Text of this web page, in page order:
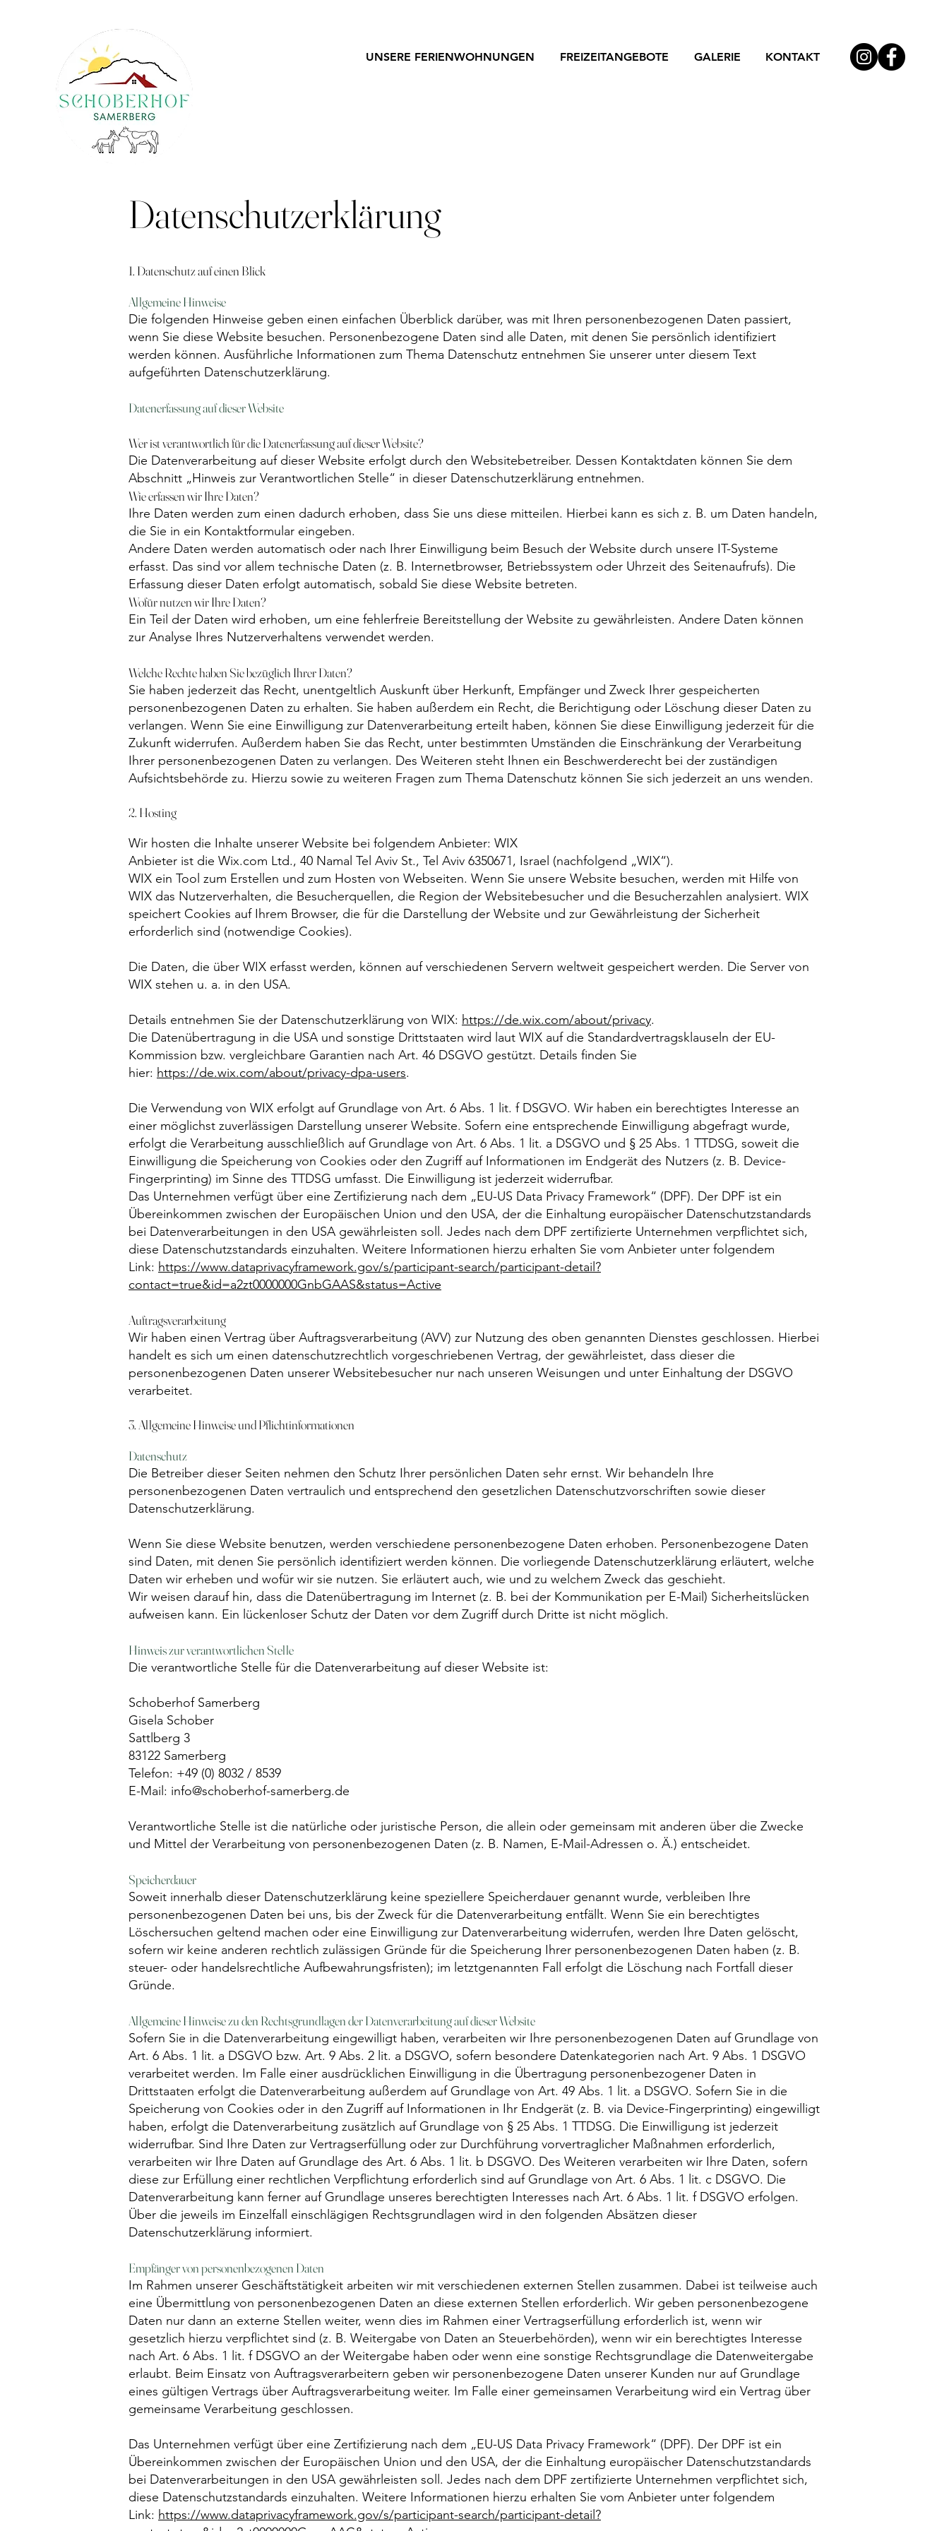
UNSERE FERIENWOHNUNGEN FREIZEITANGEBOTE GALERIE KONTAKT
Datenschutzerklärung
1. Datenschutz auf einen Blick
Allgemeine Hinweise
Die folgenden Hinweise geben einen einfachen Überblick darüber, was mit Ihren personenbezogenen Daten passiert,
wenn Sie diese Website besuchen. Personenbezogene Daten sind alle Daten, mit denen Sie persönlich identifiziert
werden können. Ausführliche Informationen zum Thema Datenschutz entnehmen Sie unserer unter diesem Text
aufgeführten Datenschutzerklärung.
Datenerfassung auf dieser Website
Wer ist verantwortlich für die Datenerfassung auf dieser Website?
Die Datenverarbeitung auf dieser Website erfolgt durch den Websitebetreiber. Dessen Kontaktdaten können Sie dem
Abschnitt „Hinweis zur Verantwortlichen Stelle“ in dieser Datenschutzerklärung entnehmen.
Wie erfassen wir Ihre Daten?
Ihre Daten werden zum einen dadurch erhoben, dass Sie uns diese mitteilen. Hierbei kann es sich z. B. um Daten handeln,
die Sie in ein Kontaktformular eingeben.
Andere Daten werden automatisch oder nach Ihrer Einwilligung beim Besuch der Website durch unsere IT-Systeme
erfasst. Das sind vor allem technische Daten (z. B. Internetbrowser, Betriebssystem oder Uhrzeit des Seitenaufrufs). Die
Erfassung dieser Daten erfolgt automatisch, sobald Sie diese Website betreten.
Wofür nutzen wir Ihre Daten?
Ein Teil der Daten wird erhoben, um eine fehlerfreie Bereitstellung der Website zu gewährleisten. Andere Daten können
zur Analyse Ihres Nutzerverhaltens verwendet werden.
Welche Rechte haben Sie bezüglich Ihrer Daten?
Sie haben jederzeit das Recht, unentgeltlich Auskunft über Herkunft, Empfänger und Zweck Ihrer gespeicherten
personenbezogenen Daten zu erhalten. Sie haben außerdem ein Recht, die Berichtigung oder Löschung dieser Daten zu
verlangen. Wenn Sie eine Einwilligung zur Datenverarbeitung erteilt haben, können Sie diese Einwilligung jederzeit für die
Zukunft widerrufen. Außerdem haben Sie das Recht, unter bestimmten Umständen die Einschränkung der Verarbeitung
Ihrer personenbezogenen Daten zu verlangen. Des Weiteren steht Ihnen ein Beschwerderecht bei der zuständigen
Aufsichtsbehörde zu. Hierzu sowie zu weiteren Fragen zum Thema Datenschutz können Sie sich jederzeit an uns wenden.
2. Hosting
Wir hosten die Inhalte unserer Website bei folgendem Anbieter: WIX
Anbieter ist die Wix.com Ltd., 40 Namal Tel Aviv St., Tel Aviv 6350671, Israel (nachfolgend „WIX“).
WIX ein Tool zum Erstellen und zum Hosten von Webseiten. Wenn Sie unsere Website besuchen, werden mit Hilfe von
WIX das Nutzerverhalten, die Besucherquellen, die Region der Websitebesucher und die Besucherzahlen analysiert. WIX
speichert Cookies auf Ihrem Browser, die für die Darstellung der Website und zur Gewährleistung der Sicherheit
erforderlich sind (notwendige Cookies).
Die Daten, die über WIX erfasst werden, können auf verschiedenen Servern weltweit gespeichert werden. Die Server von
WIX stehen u. a. in den USA.
Details entnehmen Sie der Datenschutzerklärung von WIX: https://de.wix.com/about/privacy.
Die Datenübertragung in die USA und sonstige Drittstaaten wird laut WIX auf die Standardvertragsklauseln der EU-
Kommission bzw. vergleichbare Garantien nach Art. 46 DSGVO gestützt. Details finden Sie
hier: https://de.wix.com/about/privacy-dpa-users.
Die Verwendung von WIX erfolgt auf Grundlage von Art. 6 Abs. 1 lit. f DSGVO. Wir haben ein berechtigtes Interesse an
einer möglichst zuverlässigen Darstellung unserer Website. Sofern eine entsprechende Einwilligung abgefragt wurde,
erfolgt die Verarbeitung ausschließlich auf Grundlage von Art. 6 Abs. 1 lit. a DSGVO und § 25 Abs. 1 TTDSG, soweit die
Einwilligung die Speicherung von Cookies oder den Zugriff auf Informationen im Endgerät des Nutzers (z. B. Device-
Fingerprinting) im Sinne des TTDSG umfasst. Die Einwilligung ist jederzeit widerrufbar.
Das Unternehmen verfügt über eine Zertifizierung nach dem „EU-US Data Privacy Framework“ (DPF). Der DPF ist ein
Übereinkommen zwischen der Europäischen Union und den USA, der die Einhaltung europäischer Datenschutzstandards
bei Datenverarbeitungen in den USA gewährleisten soll. Jedes nach dem DPF zertifizierte Unternehmen verpflichtet sich,
diese Datenschutzstandards einzuhalten. Weitere Informationen hierzu erhalten Sie vom Anbieter unter folgendem
Link: https://www.dataprivacyframework.gov/s/participant-search/participant-detail?
contact=true&id=a2zt0000000GnbGAAS&status=Active
Auftragsverarbeitung
Wir haben einen Vertrag über Auftragsverarbeitung (AVV) zur Nutzung des oben genannten Dienstes geschlossen. Hierbei
handelt es sich um einen datenschutzrechtlich vorgeschriebenen Vertrag, der gewährleistet, dass dieser die
personenbezogenen Daten unserer Websitebesucher nur nach unseren Weisungen und unter Einhaltung der DSGVO
verarbeitet.
3. Allgemeine Hinweise und Pflicht­informationen
Datenschutz
Die Betreiber dieser Seiten nehmen den Schutz Ihrer persönlichen Daten sehr ernst. Wir behandeln Ihre
personenbezogenen Daten vertraulich und entsprechend den gesetzlichen Datenschutzvorschriften sowie dieser
Datenschutzerklärung.
Wenn Sie diese Website benutzen, werden verschiedene personenbezogene Daten erhoben. Personenbezogene Daten
sind Daten, mit denen Sie persönlich identifiziert werden können. Die vorliegende Datenschutzerklärung erläutert, welche
Daten wir erheben und wofür wir sie nutzen. Sie erläutert auch, wie und zu welchem Zweck das geschieht.
Wir weisen darauf hin, dass die Datenübertragung im Internet (z. B. bei der Kommunikation per E-Mail) Sicherheitslücken
aufweisen kann. Ein lückenloser Schutz der Daten vor dem Zugriff durch Dritte ist nicht möglich.
Hinweis zur verantwortlichen Stelle
Die verantwortliche Stelle für die Datenverarbeitung auf dieser Website ist:
Schoberhof Samerberg
Gisela Schober
Sattlberg 3
83122 Samerberg
Telefon: +49 (0) 8032 / 8539
E-Mail: info@schoberhof-samerberg.de
Verantwortliche Stelle ist die natürliche oder juristische Person, die allein oder gemeinsam mit anderen über die Zwecke
und Mittel der Verarbeitung von personenbezogenen Daten (z. B. Namen, E-Mail-Adressen o. Ä.) entscheidet.
Speicherdauer
Soweit innerhalb dieser Datenschutzerklärung keine speziellere Speicherdauer genannt wurde, verbleiben Ihre
personenbezogenen Daten bei uns, bis der Zweck für die Datenverarbeitung entfällt. Wenn Sie ein berechtigtes
Löschersuchen geltend machen oder eine Einwilligung zur Datenverarbeitung widerrufen, werden Ihre Daten gelöscht,
sofern wir keine anderen rechtlich zulässigen Gründe für die Speicherung Ihrer personenbezogenen Daten haben (z. B.
steuer- oder handelsrechtliche Aufbewahrungsfristen); im letztgenannten Fall erfolgt die Löschung nach Fortfall dieser
Gründe.
Allgemeine Hinweise zu den Rechtsgrundlagen der Datenverarbeitung auf dieser Website
Sofern Sie in die Datenverarbeitung eingewilligt haben, verarbeiten wir Ihre personenbezogenen Daten auf Grundlage von
Art. 6 Abs. 1 lit. a DSGVO bzw. Art. 9 Abs. 2 lit. a DSGVO, sofern besondere Datenkategorien nach Art. 9 Abs. 1 DSGVO
verarbeitet werden. Im Falle einer ausdrücklichen Einwilligung in die Übertragung personenbezogener Daten in
Drittstaaten erfolgt die Datenverarbeitung außerdem auf Grundlage von Art. 49 Abs. 1 lit. a DSGVO. Sofern Sie in die
Speicherung von Cookies oder in den Zugriff auf Informationen in Ihr Endgerät (z. B. via Device-Fingerprinting) eingewilligt
haben, erfolgt die Datenverarbeitung zusätzlich auf Grundlage von § 25 Abs. 1 TTDSG. Die Einwilligung ist jederzeit
widerrufbar. Sind Ihre Daten zur Vertragserfüllung oder zur Durchführung vorvertraglicher Maßnahmen erforderlich,
verarbeiten wir Ihre Daten auf Grundlage des Art. 6 Abs. 1 lit. b DSGVO. Des Weiteren verarbeiten wir Ihre Daten, sofern
diese zur Erfüllung einer rechtlichen Verpflichtung erforderlich sind auf Grundlage von Art. 6 Abs. 1 lit. c DSGVO. Die
Datenverarbeitung kann ferner auf Grundlage unseres berechtigten Interesses nach Art. 6 Abs. 1 lit. f DSGVO erfolgen.
Über die jeweils im Einzelfall einschlägigen Rechtsgrundlagen wird in den folgenden Absätzen dieser
Datenschutzerklärung informiert.
Empfänger von personenbezogenen Daten
Im Rahmen unserer Geschäftstätigkeit arbeiten wir mit verschiedenen externen Stellen zusammen. Dabei ist teilweise auch
eine Übermittlung von personenbezogenen Daten an diese externen Stellen erforderlich. Wir geben personenbezogene
Daten nur dann an externe Stellen weiter, wenn dies im Rahmen einer Vertragserfüllung erforderlich ist, wenn wir
gesetzlich hierzu verpflichtet sind (z. B. Weitergabe von Daten an Steuerbehörden), wenn wir ein berechtigtes Interesse
nach Art. 6 Abs. 1 lit. f DSGVO an der Weitergabe haben oder wenn eine sonstige Rechtsgrundlage die Datenweitergabe
erlaubt. Beim Einsatz von Auftragsverarbeitern geben wir personenbezogene Daten unserer Kunden nur auf Grundlage
eines gültigen Vertrags über Auftragsverarbeitung weiter. Im Falle einer gemeinsamen Verarbeitung wird ein Vertrag über
gemeinsame Verarbeitung geschlossen.
Das Unternehmen verfügt über eine Zertifizierung nach dem „EU-US Data Privacy Framework“ (DPF). Der DPF ist ein
Übereinkommen zwischen der Europäischen Union und den USA, der die Einhaltung europäischer Datenschutzstandards
bei Datenverarbeitungen in den USA gewährleisten soll. Jedes nach dem DPF zertifizierte Unternehmen verpflichtet sich,
diese Datenschutzstandards einzuhalten. Weitere Informationen hierzu erhalten Sie vom Anbieter unter folgendem
Link: https://www.dataprivacyframework.gov/s/participant-search/participant-detail?